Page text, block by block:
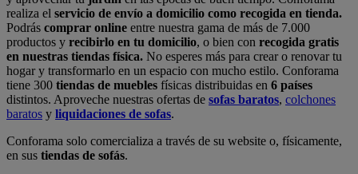
realiza el servicio de envío a domicilio como recogida en tienda.
Podrás comprar online entre nuestra gama de más de 7.000
productos y recibirlo en tu domicilio, o bien con recogida gratis
en nuestras tiendas física. No esperes más para crear o renovar tu
hogar y transformarlo en un espacio con mucho estilo. Conforama
tiene 300 tiendas de muebles físicas distribuidas en 6 países
distintos. Aproveche nuestras ofertas de sofas baratos, colchones
baratos y liquidaciones de sofas.
Conforama solo comercializa a través de su website o, físicamente,
en sus tiendas de sofás.